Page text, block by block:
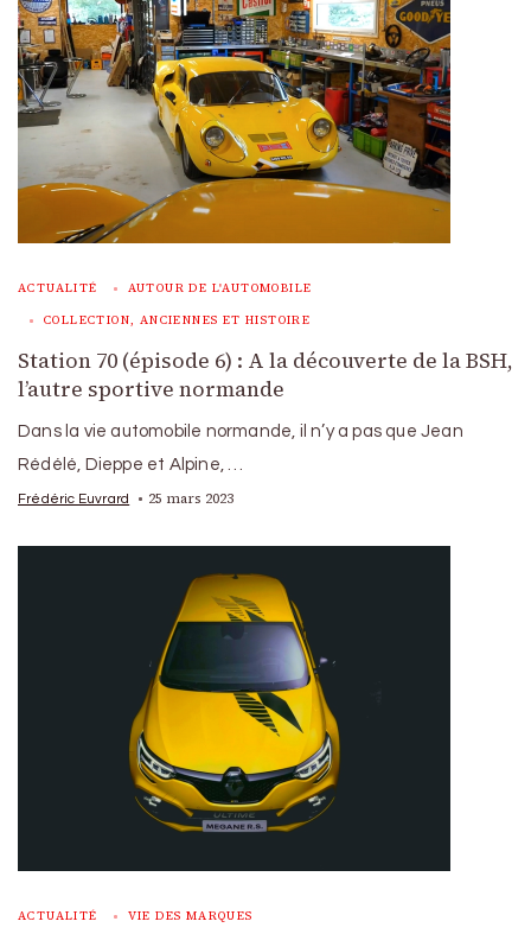
ACTUALITÉ AUTOUR DE L'AUTOMOBILE
COLLECTION, ANCIENNES ET HISTOIRE
Station 70 (épisode 6) : A la découverte de la BSH,
l’autre sportive normande
Dans la vie automobile normande, il n’y a pas que Jean
Rédélé, Dieppe et Alpine, …
Frédéric Euvrard 25 mars 2023
ACTUALITÉ VIE DES MARQUES